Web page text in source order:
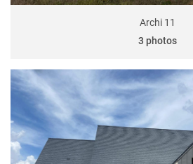
Archi 11
3 photos